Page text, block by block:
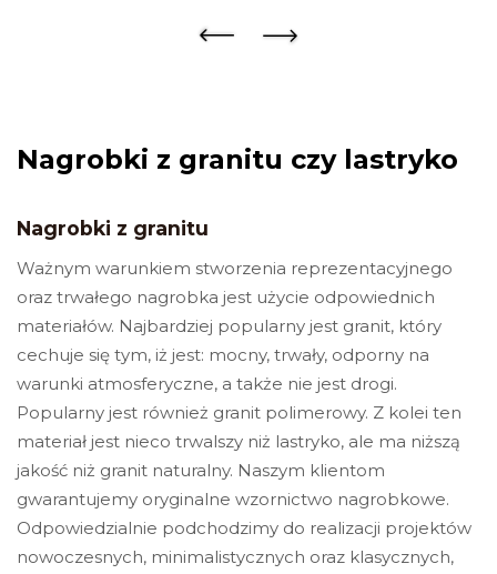
Nagrobki z granitu czy lastryko
Nagrobki z granitu
Ważnym warunkiem stworzenia reprezentacyjnego
oraz trwałego nagrobka jest użycie odpowiednich
materiałów. Najbardziej popularny jest granit, który
cechuje się tym, iż jest: mocny, trwały, odporny na
warunki atmosferyczne, a także nie jest drogi.
Popularny jest również granit polimerowy. Z kolei ten
materiał jest nieco trwalszy niż lastryko, ale ma niższą
jakość niż granit naturalny. Naszym klientom
gwarantujemy oryginalne wzornictwo nagrobkowe.
Odpowiedzialnie podchodzimy do realizacji projektów
nowoczesnych, minimalistycznych oraz klasycznych,
Sprawdź szczegóły zamówienia
Klikając przycisk „Prześlij”, akceptuję ogólne warunki. Rozumiem,
prywatności, polityką plików cookie i podobnymi technologiami.